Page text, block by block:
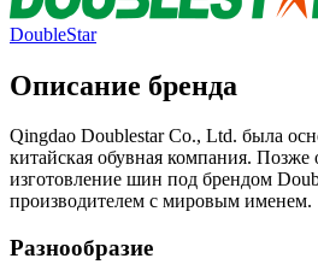
DoubleStar
Описание бренда
Qingdao Doublestar Co., Ltd. была
китайская обувная компания. Позже
изготовление шин под брендом
производителем с мировым именем.
Разнообразие